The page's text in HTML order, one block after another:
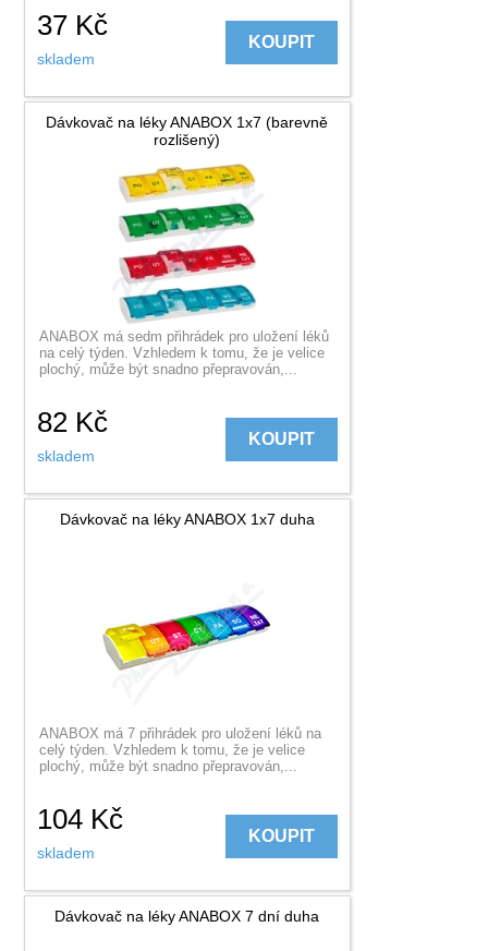
37 Kč
skladem
KOUPIT
Dávkovač na léky ANABOX 1x7 (barevně
rozlišený)
ANABOX má sedm přihrádek pro uložení léků
na celý týden. Vzhledem k tomu, že je velice
plochý, může být snadno přepravován,...
82 Kč
skladem
KOUPIT
Dávkovač na léky ANABOX 1x7 duha
ANABOX má 7 přihrádek pro uložení léků na
celý týden. Vzhledem k tomu, že je velice
plochý, může být snadno přepravován,...
104 Kč
skladem
KOUPIT
Dávkovač na léky ANABOX 7 dní duha